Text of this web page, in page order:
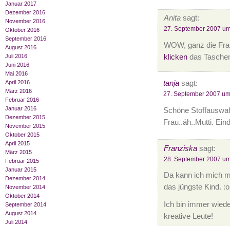
Januar 2017
Dezember 2016
November 2016
Oktober 2016
September 2016
August 2016
Juli 2016
Juni 2016
Mai 2016
April 2016
März 2016
Februar 2016
Januar 2016
Dezember 2015
November 2015
Oktober 2015
April 2015
März 2015
Februar 2015
Januar 2015
Dezember 2014
November 2014
Oktober 2014
September 2014
August 2014
Juli 2014
Anitasagt:
27. September 2007
WOW, ganz die
klickendas
tanjasagt:
27. September 2007
Schöne
Frau..äh..Mutti.
Franziskasagt:
28. September 2007
Da kann ich mich
das jüngste Kind.
Ich bin immer
kreative Leute!